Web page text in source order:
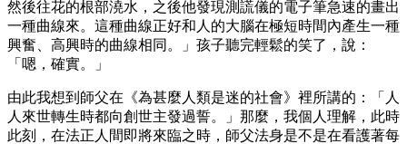
然後往花的根部澆水，之後他發現測謊儀的電子筆急速的畫出
一種曲線來。這種曲線正好和人的大腦在極短時間內產生一種
興奮、高興時的曲線相同。」孩子聽完輕鬆的笑了，說：
「嗯，確實。」
由此我想到師父在《為甚麼人類是迷的社會》裡所講的：「人
人來世轉生時都向創世主發過誓。」那麼，我個人理解，此時
此刻，在法正人間即將來臨之時，師父法身是不是在看護著每